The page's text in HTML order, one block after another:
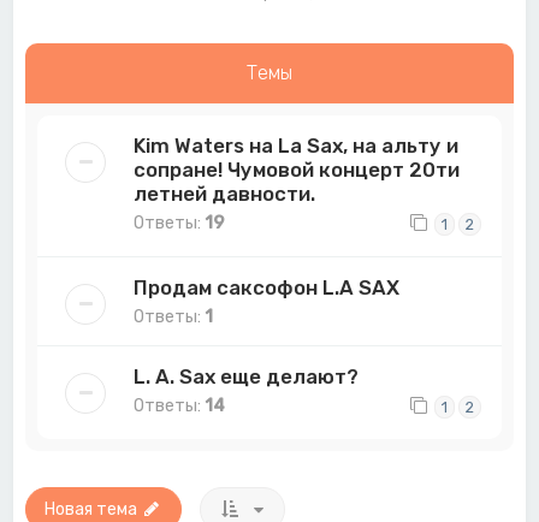
Темы
Kim Waters на La Sax, на альту и
сопране! Чумовой концерт 20ти
летней давности.
Ответы: 19 1 2
Продам саксофон L.A SAX
Ответы: 1
L. A. Sax еще делают?
Ответы: 14 1 2
Новая тема